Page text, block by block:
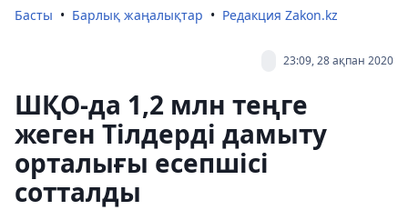
Басты Барлық жаңалықтар Редакция Zakon.kz
23:09, 28 ақпан 2020
ШҚО-да 1,2 млн теңге
жеген Тілдерді дамыту
орталығы есепшісі
сотталды